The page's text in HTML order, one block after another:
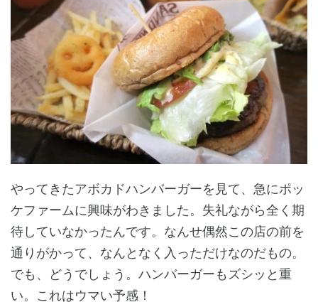
やってきたアボカドハンバーガーを見て、急にポッ
ケファームに興味がわきました。失礼ながら全く期
待していなかったんです。なんせ偶然この店の前を
通りがかって、なんとなく入っただけなのだもの。
でも、どうでしょう。ハンバーガーもズシッと重
い。これはウマい予感！